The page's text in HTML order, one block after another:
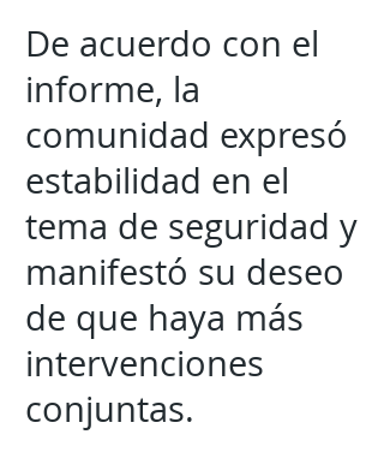
De acuerdo con el
informe, la
comunidad expresó
estabilidad en el
tema de seguridad y
manifestó su deseo
de que haya más
intervenciones
conjuntas.